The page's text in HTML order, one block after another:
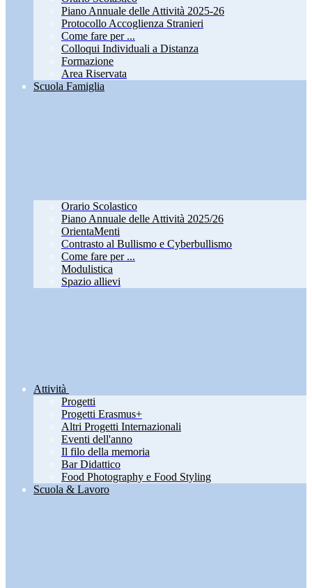
Piano Annuale delle Attività 2025-26
Protocollo Accoglienza Stranieri
Come fare per ...
Colloqui Individuali a Distanza
Formazione
Area Riservata
Scuola Famiglia
Orario Scolastico
Piano Annuale delle Attività 2025/26
OrientaMenti
Contrasto al Bullismo e Cyberbullismo
Come fare per ...
Modulistica
Spazio allievi
Attività
Progetti
Progetti Erasmus+
Altri Progetti Internazionali
Eventi dell'anno
Il filo della memoria
Bar Didattico
Food Photography e Food Styling
Scuola & Lavoro